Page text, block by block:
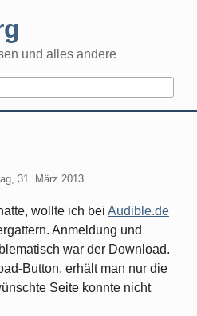
und alles andere
31. März 2013
wollte ich bei Audible.de
Anmeldung und
war der Download.
Button, erhält man nur die
Seite konnte nicht